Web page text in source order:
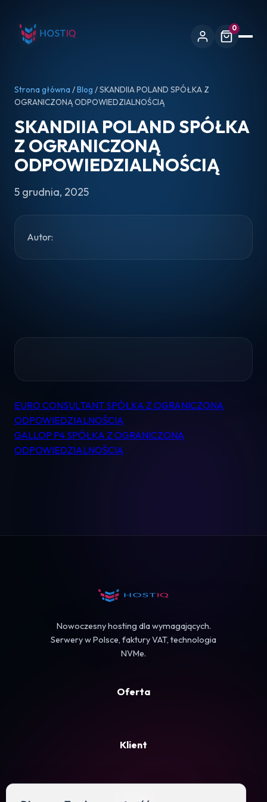
0
Pomoc
Kontakt
Strona główna /Blog / SKANDIIA POLAND SPÓŁKA Z
OGRANICZONĄ ODPOWIEDZIALNOŚCIĄ
SKANDIIA POLAND SPÓŁKA
Z OGRANICZONĄ
ODPOWIEDZIALNOŚCIĄ
5 grudnia, 2025
Autor:
Nawigacja
wpisu
EURO CONSULTANT SPÓŁKA Z OGRANICZONĄ
ODPOWIEDZIALNOŚCIĄ
GALLOP P4 SPÓŁKA Z OGRANICZONĄ
ODPOWIEDZIALNOŚCIĄ
Nowoczesny hosting dla wymagających.
Serwery w Polsce, faktury VAT, technologia
NVMe.
Oferta
Klient
Firma